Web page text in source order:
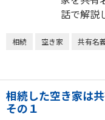
話で解説
相続 空き家 共有名
相続した空き家は
その１